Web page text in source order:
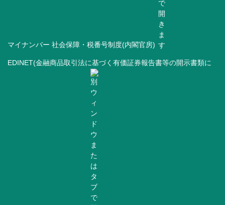
マイナンバー 社会保障・税番号制度(内閣官房)
EDINET(金融商品取引法に基づく有価証券報告書等の開示書類に